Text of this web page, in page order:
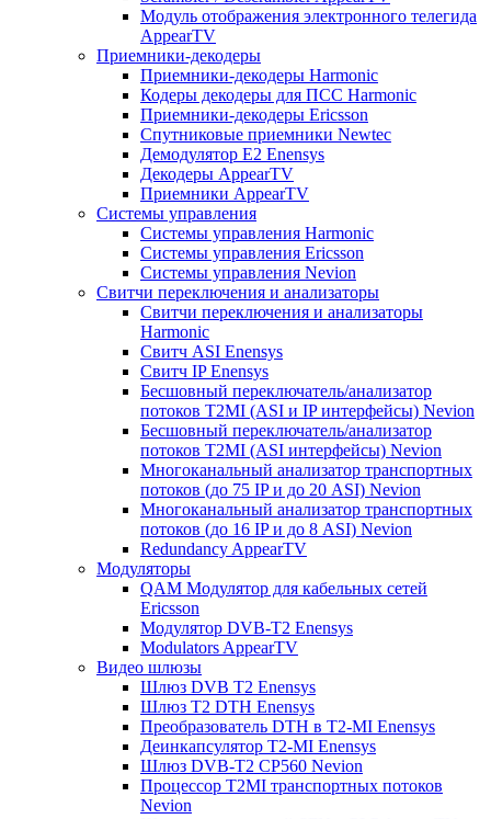
Модуль отображения электронного телегида
AppearTV
Приемники-декодеры
Приемники-декодеры Harmonic
Кодеры декодеры для ПСС Harmonic
Приемники-декодеры Ericsson
Спутниковые приемники Newtec
Демодулятор Е2 Enensys
Декодеры AppearTV
Приемники AppearTV
Системы управления
Cистемы управления Harmonic
Cистемы управления Ericsson
Cистемы управления Nevion
Свитчи переключения и анализаторы
Свитчи переключения и анализаторы
Harmonic
Свитч ASI Enensys
Свитч IP Enensys
Бесшовный переключатель/анализатор
потоков T2MI (ASI и IP интерфейсы) Nevion
Бесшовный переключатель/анализатор
потоков T2MI (ASI интерфейсы) Nevion
Многоканальный анализатор транспортных
потоков (до 75 IP и до 20 ASI) Nevion
Многоканальный анализатор транспортных
потоков (до 16 IP и до 8 ASI) Nevion
Redundancy AppearTV
Модуляторы
QAM Модулятор для кабельных сетей
Ericsson
Модулятор DVB-T2 Enensys
Modulators AppearTV
Видео шлюзы
Шлюз DVB T2 Enensys
Шлюз T2 DTH Enensys
Преобразователь DTH в T2-MI Enensys
Деинкапсулятор T2-MI Enensys
Шлюз DVB-T2 CP560 Nevion
Процессор T2MI транспортных потоков
Nevion